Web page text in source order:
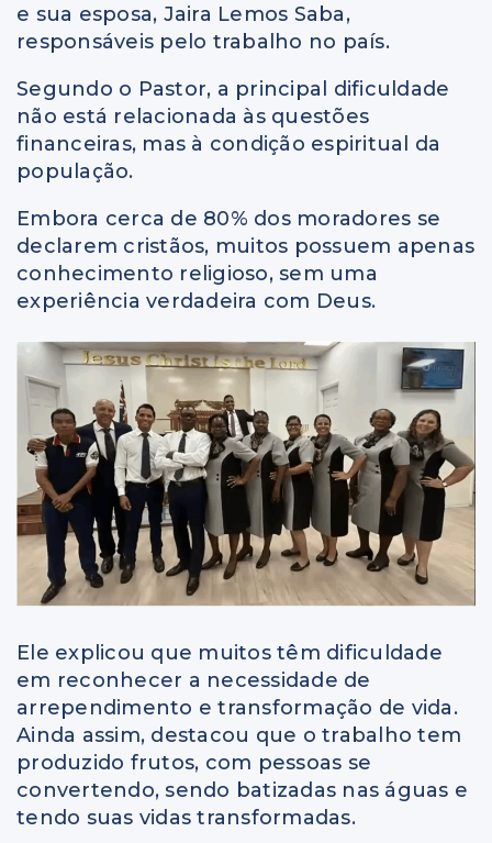
e sua esposa, Jaira Lemos Saba,
responsáveis pelo trabalho no país.
Segundo o Pastor, a principal dificuldade
não está relacionada às questões
financeiras, mas à condição espiritual da
população.
Embora cerca de 80% dos moradores se
declarem cristãos, muitos possuem apenas
conhecimento religioso, sem uma
experiência verdadeira com Deus.
Ele explicou que muitos têm dificuldade
em reconhecer a necessidade de
arrependimento e transformação de vida.
Ainda assim, destacou que o trabalho tem
produzido frutos, com pessoas se
convertendo, sendo batizadas nas águas e
tendo suas vidas transformadas.